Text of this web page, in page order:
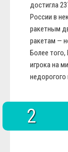
достигла
России в
ракетным
ракетам —
Более
игрока на
недорогого
2